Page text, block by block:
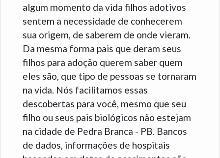
algum momento da vida filhos adotivos
sentem a necessidade de conhecerem
sua origem, de saberem de onde vieram.
Da mesma forma pais que deram seus
filhos para adoção querem saber quem
eles são, que tipo de pessoas se tornaram
na vida. Nós facilitamos essas
descobertas para você, mesmo que seu
filho ou seus pais biológicos não estejam
na cidade de Pedra Branca - PB. Bancos
de dados, informações de hospitais